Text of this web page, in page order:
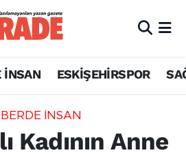
İNSAN ESKİŞEHİRSPOR
İNSAN
Kadının Anne